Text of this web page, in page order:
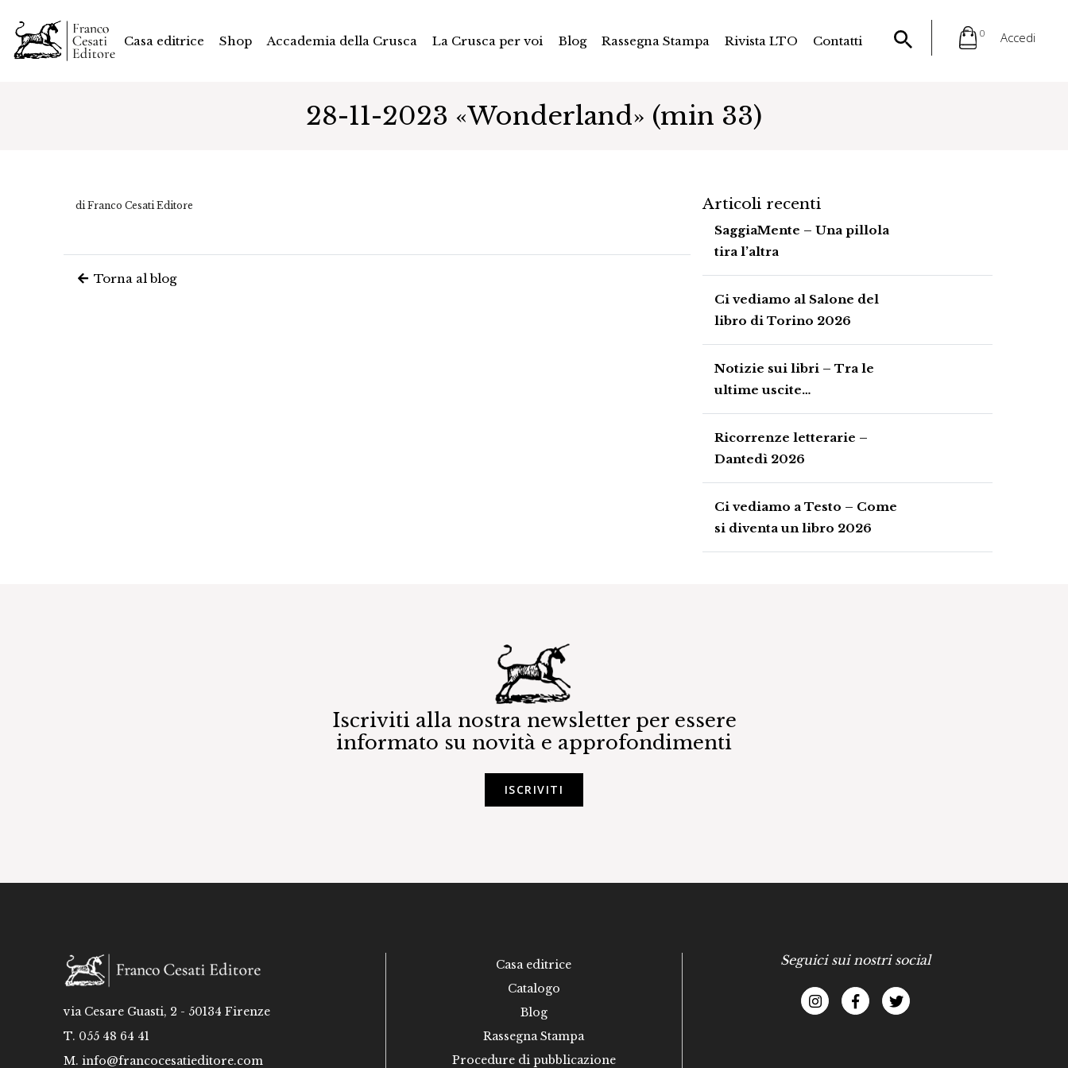
Casa editrice Shop Accademia della Crusca La Crusca per voi Blog Rassegna Stampa Rivista LTO Contatti
0 Accedi
28-11-2023 «Wonderland» (min 33)
di Franco Cesati Editore
Torna al blog
Articoli recenti
SaggiaMente – Una pillola
tira l’altra
Ci vediamo al Salone del
libro di Torino 2026
Notizie sui libri – Tra le
ultime uscite…
Ricorrenze letterarie –
Dantedì 2026
Ci vediamo a Testo – Come
si diventa un libro 2026
Iscriviti alla nostra newsletter per essere
informato su novità e approfondimenti
ISCRIVITI
via Cesare Guasti, 2 - 50134 Firenze
T. 055 48 64 41
M. info@francocesatieditore.com
Casa editrice
Catalogo
Blog
Rassegna Stampa
Procedure di pubblicazione
Seguici sui nostri social